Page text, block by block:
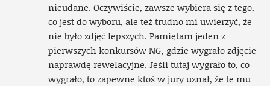
nieudane. Oczywiście, zawsze wybiera się z tego,
co jest do wyboru, ale też trudno mi uwierzyć, że
nie było zdjęć lepszych. Pamiętam jeden z
pierwszych konkursów NG, gdzie wygrało zdjęcie
naprawdę rewelacyjne. Jeśli tutaj wygrało to, co
wygrało, to zapewne ktoś w jury uznał, że te mu